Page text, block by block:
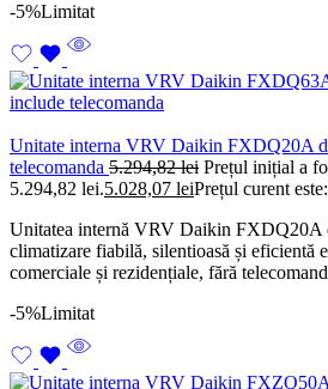
-5%Limitat
Unitate interna VRV Daikin FXDQ20A
telecomanda 5.294,82lei Prețul inițial a
5.294,82 lei.5.028,07 leiPrețul curent
Unitatea internă VRV Daikin FXDQ20A
climatizare fiabilă, silentioasă și eficientă
comerciale și rezidențiale, fără
-5%Limitat